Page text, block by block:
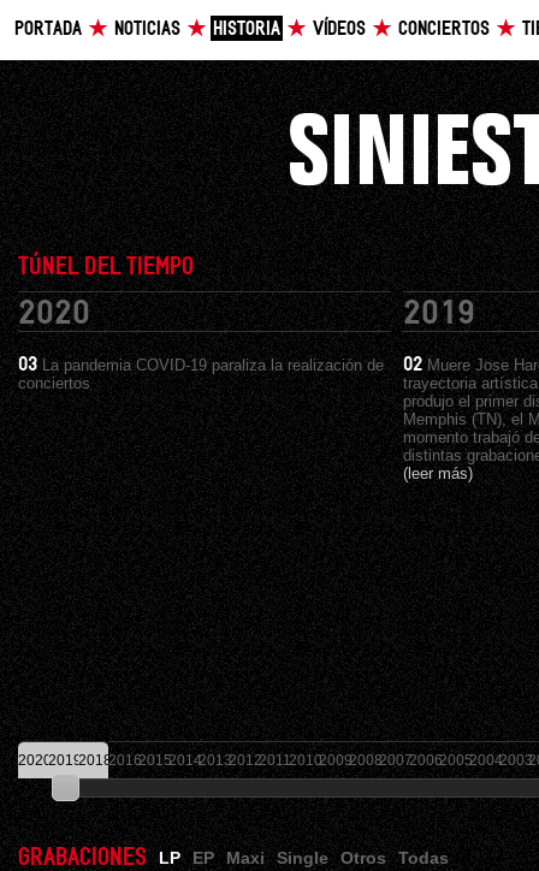
PORTADA NOTICIAS HISTORIA VÍDEOS CONCIERTOS
TÚNEL DEL TIEMPO
2020
03 La pandemia COVID-19 paraliza la realización de
conciertos
2019
02 Muere Jose
trayectoria
produjo el primer
Memphis (TN), el
momento trabajó
distintas
(leer más)
20202019201820162015201420132012201120102009200820072006200520042003
GRABACIONES LP EP Maxi Single Otros Todas